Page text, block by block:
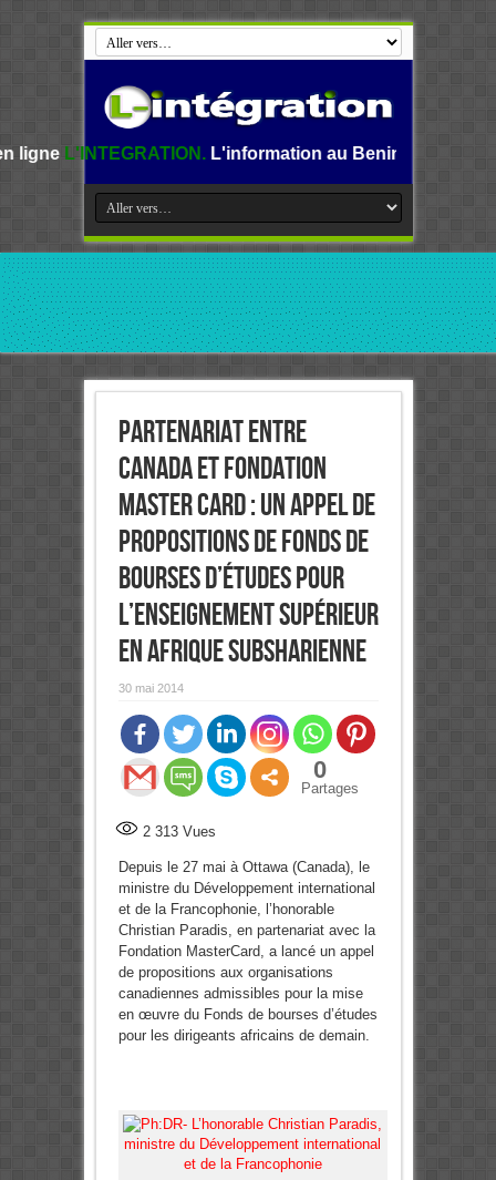
L'information au Benin, en Afrique et dans le
Partenariat entre
Canada et Fondation
Master Card : Un appel de
propositions de Fonds de
bourses d’études pour
l’Enseignement supérieur
en Afrique subsharienne
30 mai 2014
0
Partages
2 313Vues
Depuis le 27 mai à Ottawa (Canada), le
ministre du Développement international
et de la Francophonie, l’honorable
Christian Paradis, en partenariat avec la
Fondation MasterCard, a lancé un appel
de propositions aux organisations
canadiennes admissibles pour la mise
en œuvre du Fonds de bourses d’études
pour les dirigeants africains de demain.